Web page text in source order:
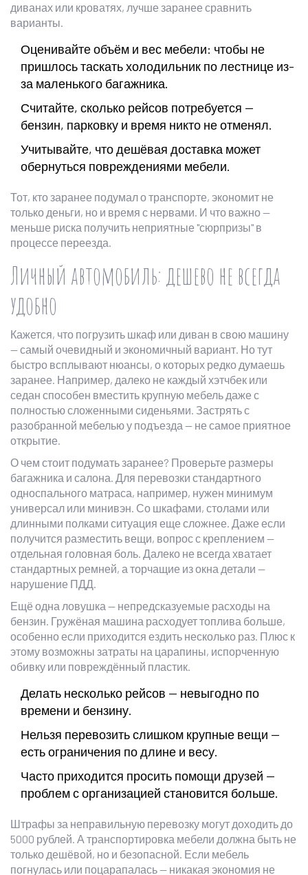
диванах или кроватях, лучше заранее сравнить
варианты.
Оценивайте объём и вес мебели: чтобы не
пришлось таскать холодильник по лестнице из-
за маленького багажника.
Считайте, сколько рейсов потребуется —
бензин, парковку и время никто не отменял.
Учитывайте, что дешёвая доставка может
обернуться повреждениями мебели.
Тот, кто заранее подумал о транспорте, экономит не
только деньги, но и время с нервами. И что важно —
меньше риска получить неприятные "сюрпризы" в
процессе переезда.
Личный автомобиль: дешево не всегда
удобно
Кажется, что погрузить шкаф или диван в свою машину
— самый очевидный и экономичный вариант. Но тут
быстро всплывают нюансы, о которых редко думаешь
заранее. Например, далеко не каждый хэтчбек или
седан способен вместить крупную мебель даже с
полностью сложенными сиденьями. Застрять с
разобранной мебелью у подъезда — не самое приятное
открытие.
О чем стоит подумать заранее? Проверьте размеры
багажника и салона. Для перевозки стандартного
односпального матраса, например, нужен минимум
универсал или минивэн. Со шкафами, столами или
длинными полками ситуация еще сложнее. Даже если
получится разместить вещи, вопрос с креплением —
отдельная головная боль. Далеко не всегда хватает
стандартных ремней, а торчащие из окна детали —
нарушение ПДД.
Ещё одна ловушка — непредсказуемые расходы на
бензин. Гружёная машина расходует топлива больше,
особенно если приходится ездить несколько раз. Плюс к
этому возможны затраты на царапины, испорченную
обивку или повреждённый пластик.
Делать несколько рейсов — невыгодно по
времени и бензину.
Нельзя перевозить слишком крупные вещи —
есть ограничения по длине и весу.
Часто приходится просить помощи друзей —
проблем с организацией становится больше.
Штрафы за неправильную перевозку могут доходить до
5000 рублей. А транспортировка мебели должна быть не
только дешёвой, но и безопасной. Если мебель
погнулась или поцарапалась — никакая экономия не